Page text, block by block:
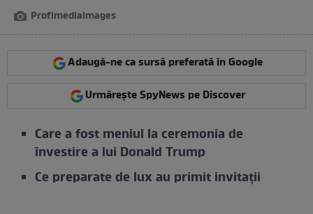
Profimediaimages
Adaugă-ne ca sursă preferată în Google
Urmărește SpyNews pe Discover
Care a fost meniul la ceremonia de
învestire a lui Donald Trump
Ce preparate de lux au primit invitații